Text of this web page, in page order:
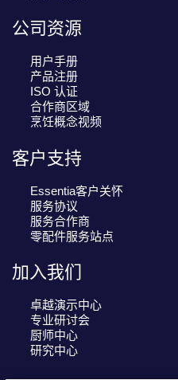
公司资源
用户手册
产品注册
ISO 认证
合作商区域
烹饪概念视频
客户支持
Essentia客户关怀
服务协议
服务合作商
零配件服务站点
加入我们
卓越演示中心
专业研讨会
厨师中心
研究中心